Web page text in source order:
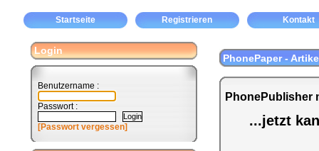
Startseite Registrieren Kontakt
Login
Benutzername :
Passwort :
[Passwort vergessen]
PhonePaper -
PhonePublisher
...jetzt